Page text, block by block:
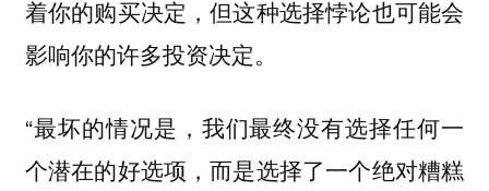
着你的购买决定，但这种选择悖论也可能会
影响你的许多投资决定。
“最坏的情况是，我们最终没有选择任何一
个潜在的好选项，而是选择了一个绝对糟糕